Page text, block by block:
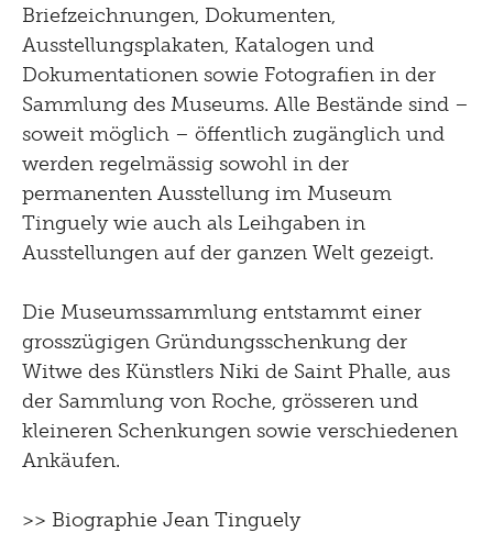
Briefzeichnungen, Dokumenten,
Ausstellungsplakaten, Katalogen und
Dokumentationen sowie Fotografien in der
Sammlung des Museums. Alle Bestände sind –
soweit möglich – öffentlich zugänglich und
werden regelmässig sowohl in der
permanenten Ausstellung im Museum
Tinguely wie auch als Leihgaben in
Ausstellungen auf der ganzen Welt gezeigt.
Die Museumssammlung entstammt einer
grosszügigen Gründungsschenkung der
Witwe des Künstlers Niki de Saint Phalle, aus
der Sammlung von Roche, grösseren und
kleineren Schenkungen sowie verschiedenen
Ankäufen.
>> Biographie Jean Tinguely